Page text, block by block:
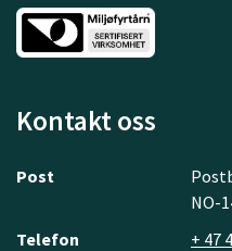
Kontakt oss
Post
NO-
Telefon
+ 47